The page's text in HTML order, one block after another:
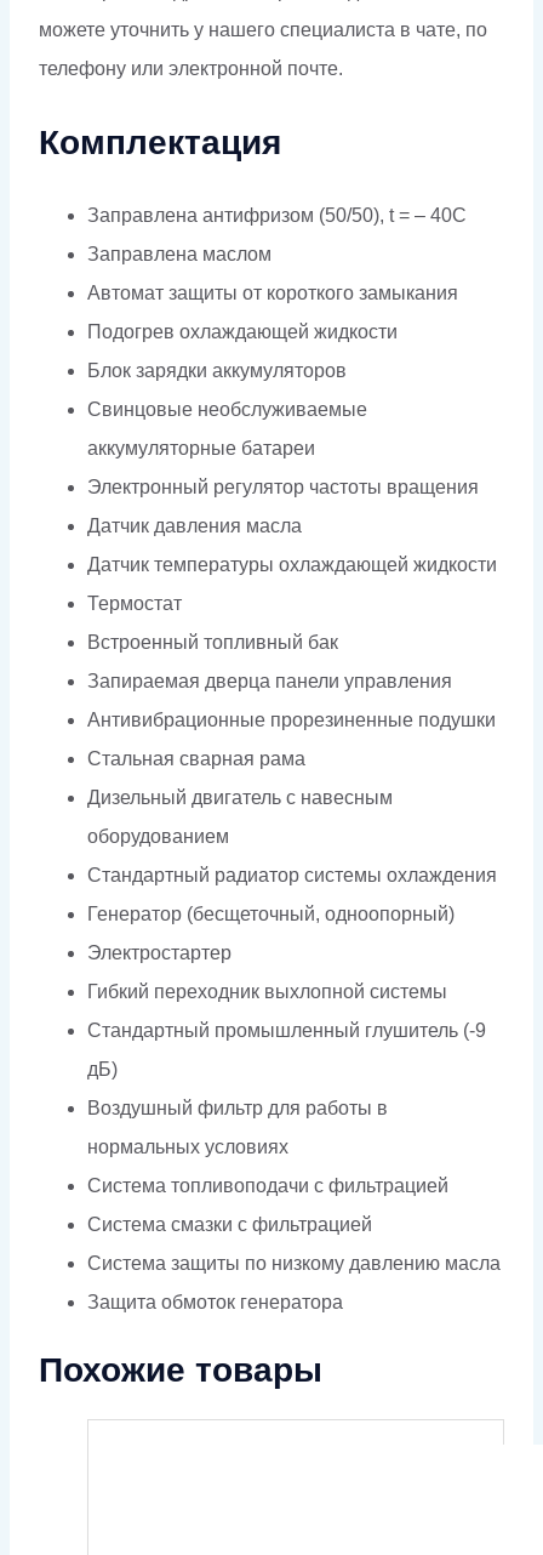
можете уточнить у нашего специалиста в чате, по
телефону или электронной почте.
Комплектация
Заправлена антифризом (50/50), t = – 40C
Заправлена маслом
Автомат защиты от короткого замыкания
Подогрев охлаждающей жидкости
Блок зарядки аккумуляторов
Свинцовые необслуживаемые
аккумуляторные батареи
Электронный регулятор частоты вращения
Датчик давления масла
Датчик температуры охлаждающей жидкости
Термостат
Встроенный топливный бак
Запираемая дверца панели управления
Антивибрационные прорезиненные подушки
Стальная сварная рама
Дизельный двигатель с навесным
оборудованием
Стандартный радиатор системы охлаждения
Генератор (бесщеточный, одноопорный)
Электростартер
Гибкий переходник выхлопной системы
Стандартный промышленный глушитель (-9
дБ)
Воздушный фильтр для работы в
нормальных условиях
Система топливоподачи с фильтрацией
Система смазки с фильтрацией
Система защиты по низкому давлению масла
Защита обмоток генератора
Похожие товары